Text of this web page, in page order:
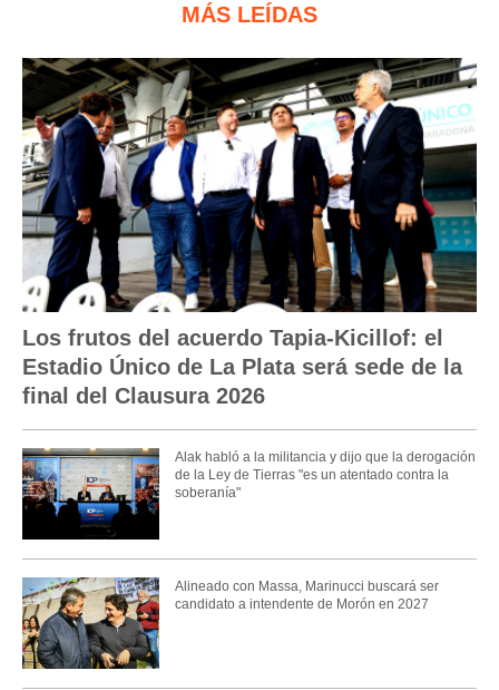
MÁS LEÍDAS
Los frutos del acuerdo Tapia-Kicillof: el
Estadio Único de La Plata será sede de la
final del Clausura 2026
Alak habló a la militancia y dijo que la derogación
de la Ley de Tierras "es un atentado contra la
soberanía"
Alineado con Massa, Marinucci buscará ser
candidato a intendente de Morón en 2027